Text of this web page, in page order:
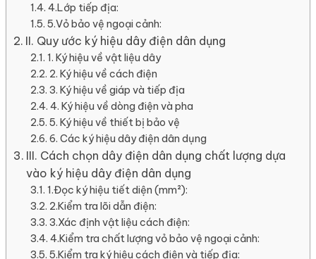
4.Lớp tiếp địa:
5.Vỏ bảo vệ ngoại cảnh:
II. Quy ước ký hiệu dây điện dân dụng
1. Ký hiệu về vật liệu dây
2. Ký hiệu về cách điện
3. Ký hiệu về giáp và tiếp địa
4. Ký hiệu về dòng điện và pha
5. Ký hiệu về thiết bị bảo vệ
6. Các ký hiệu dây điện dân dụng
III. Cách chọn dây điện dân dụng chất lượng dựa
vào ký hiệu dây điện dân dụng
1.Đọc ký hiệu tiết diện (mm²):
2.Kiểm tra lõi dẫn điện:
3.Xác định vật liệu cách điện:
4.Kiểm tra chất lượng vỏ bảo vệ ngoại cảnh:
5.Kiểm tra ký hiệu cách điện và tiếp địa: